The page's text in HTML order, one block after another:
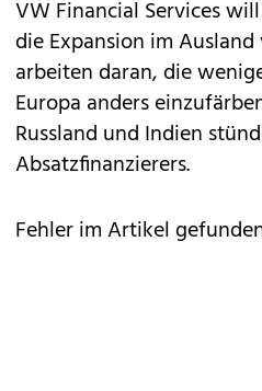
VW Financial Services
die Expansion im
arbeiten daran, die
Europa anders
Russland und Indien
Absatzfinanzierers.
Fehler im Artikel